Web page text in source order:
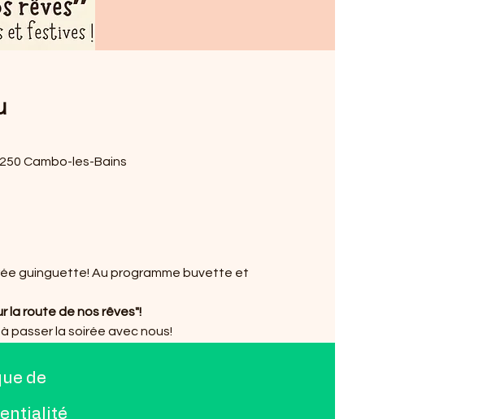
Cambo-les-Bains
guinguette! Au programme buvette et
la route de nos rêves"!
passer la soirée avec nous!
de